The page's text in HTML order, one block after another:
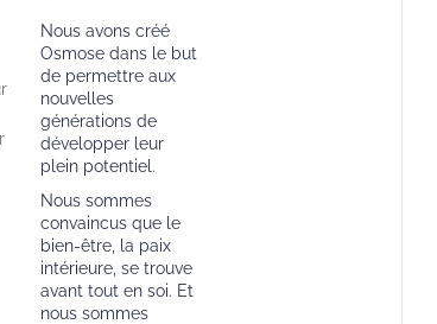
Nous avons créé
Osmose dans le but
de permettre aux
nouvelles
générations de
développer leur
plein potentiel.
Nous sommes
convaincus que le
bien-être, la paix
intérieure, se trouve
avant tout en soi. Et
nous sommes